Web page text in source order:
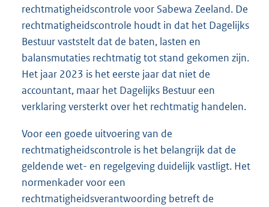
rechtmatigheidscontrole voor Sabewa Zeeland. De
rechtmatigheidscontrole houdt in dat het Dagelijks
Bestuur vaststelt dat de baten, lasten en
balansmutaties rechtmatig tot stand gekomen zijn.
Het jaar 2023 is het eerste jaar dat niet de
accountant, maar het Dagelijks Bestuur een
verklaring versterkt over het rechtmatig handelen.
Voor een goede uitvoering van de
rechtmatigheidscontrole is het belangrijk dat de
geldende wet- en regelgeving duidelijk vastligt. Het
normenkader voor een
rechtmatigheidsverantwoording betreft de